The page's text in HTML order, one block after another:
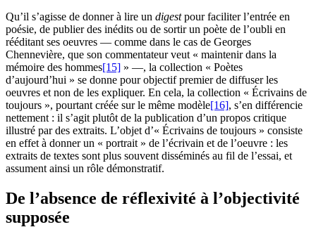
Qu’il s’agisse de donner à lire un digestpour faciliter l’entrée en
poésie, de publier des inédits ou de sortir un poète de l’oubli en
rééditant ses oeuvres — comme dans le cas de Georges
Chennevière, que son commentateur veut « maintenir dans la
mémoire des hommes[15] » —, la collection « Poètes
d’aujourd’hui » se donne pour objectif premier de diffuser les
oeuvres et non de les expliquer. En cela, la collection « Écrivains de
toujours », pourtant créée sur le même modèle[16], s’en différencie
nettement : il s’agit plutôt de la publication d’un propos critique
illustré par des extraits. L’objet d’« Écrivains de toujours » consiste
en effet à donner un « portrait » de l’écrivain et de l’oeuvre : les
extraits de textes sont plus souvent disséminés au fil de l’essai, et
assument ainsi un rôle démonstratif.
De l’absence de réflexivité à l’objectivité
supposée